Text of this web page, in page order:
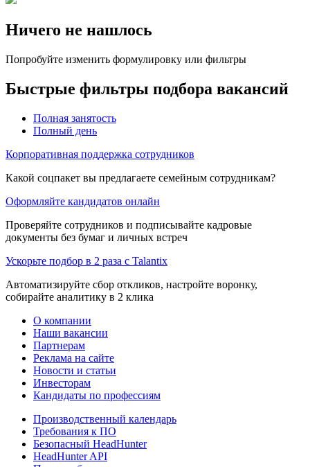
Ничего не нашлось
Попробуйте изменить формулировку или фильтры
Быстрые фильтры подбора вакансий
Полная занятость
Полный день
Корпоративная поддержка сотрудников
Какой соцпакет вы предлагаете семейным сотрудникам?
Оформляйте кандидатов онлайн
Проверяйте сотрудников и подписывайте кадровые
документы без бумаг и личных встреч
Ускорьте подбор в 2 раза с Talantix
Автоматизируйте сбор откликов, настройте воронку,
собирайте аналитику в 2 клика
О компании
Наши вакансии
Партнерам
Реклама на сайте
Новости и статьи
Инвесторам
Кандидаты по профессиям
Производственный календарь
Требования к ПО
Безопасный HeadHunter
HeadHunter API